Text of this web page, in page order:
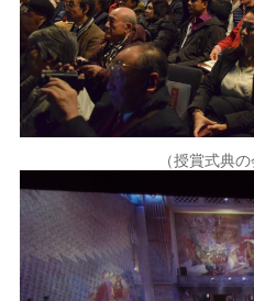
（授賞式典の会場